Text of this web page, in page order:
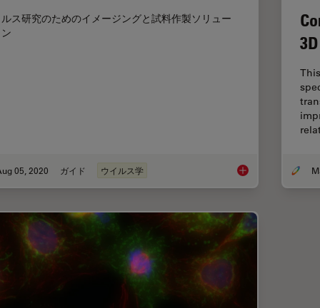
ス研究のためのイメージングと試料作製ソリュー
05, 2020 ガイド ウイルス学 ウイルス学